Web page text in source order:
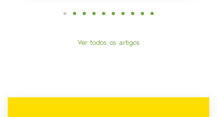
Ver todos os artigos